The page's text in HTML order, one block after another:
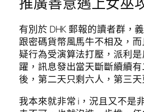
有別於 DHK 郵報的讀者群，
跟密碼貨幣風馬牛不相及，
疑行為受演算法打壓，派利
躍，訊息發出當天斷斷續續
後，第二天只剩六人，第三天
我本來就非常 i，況且又不是